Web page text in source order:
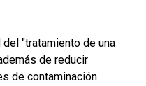
"tratamiento de una
de reducir
de contaminación